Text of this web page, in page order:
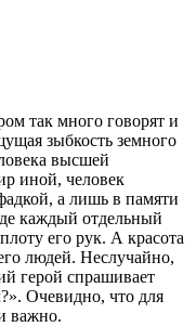
так много говорят и
зыбкость земного
высшей
иной, человек
а лишь в памяти
каждый отдельный
его рук. А красота
людей. Неслучайно,
герой спрашивает
Очевидно, что для
важно.